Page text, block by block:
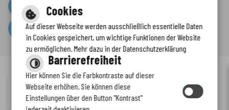
Presseinformationen
Serviceportal
Inhalt-Impressum-Datenschutzerklärung Kontaktformular -
Barrierefreiheit
Immer auf dem neuesten Stand
www.enkreis.de möchte Ihnen Benachrichtigungen senden
Cookies
Auf dieser Webseite werden ausschließlich essentielle Daten
in Cookies gespeichert, um wichtige Funktionen der Website
zu ermöglichen. Mehr dazu in der Datenschutzerklärung
Barrierefreiheit
Hier können Sie die Farbkontraste auf dieser
Webseite erhöhen. Sie können diese
Einstellungen über den Button "Kontrast"